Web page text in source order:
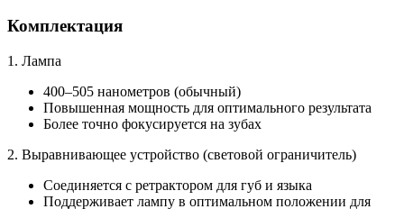
Комплектация
1. Лампа
400–505 нанометров (обычный)
Повышенная мощность для оптимального результата
Более точно фокусируется на зубах
2. Выравнивающее устройство (световой ограничитель)
Соединяется с ретрактором для губ и языка
Поддерживает лампу в оптимальном положении для